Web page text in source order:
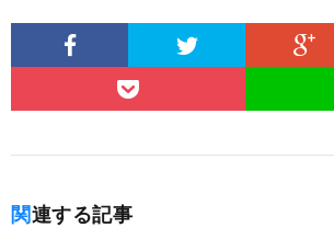
関連する記事